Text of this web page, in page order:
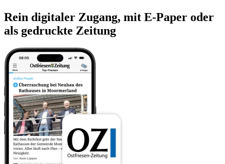
Rein digitaler Zugang, mit E-Paper oder
als gedruckte Zeitung